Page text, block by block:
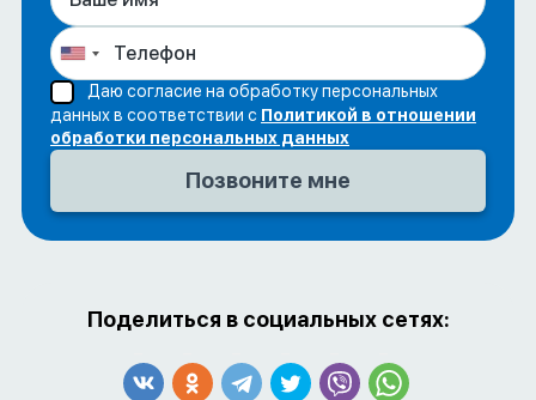
Даю согласие на обработку персональных
данных в соответствии с Политикой в отношении
обработки персональных данных
Поделиться в социальных сетях: